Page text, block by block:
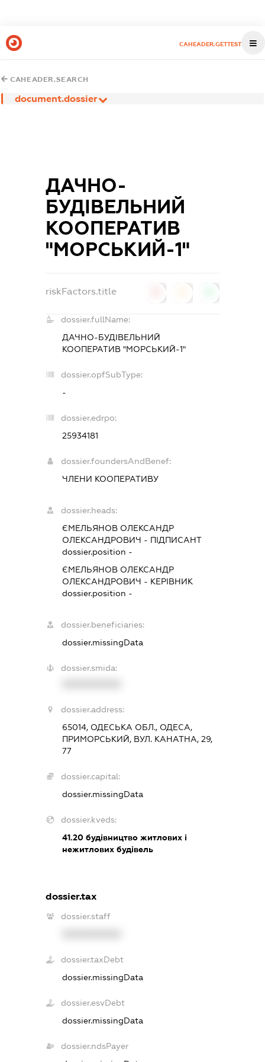
CAHEADER.GETTEST
CAHEADER.SEARCH
document.dossier
ДАЧНО-
БУДІВЕЛЬНИЙ
КООПЕРАТИВ
"МОРСЬКИЙ-1"
riskFactors.title
dossier.fullName:
ДАЧНО-БУДІВЕЛЬНИЙ
КООПЕРАТИВ "МОРСЬКИЙ-1"
dossier.opfSubType:
-
dossier.edrpo:
25934181
dossier.foundersAndBenef:
ЧЛЕНИ КООПЕРАТИВУ
dossier.heads:
ЄМЕЛЬЯНОВ ОЛЕКСАНДР
ОЛЕКСАНДРОВИЧ - ПІДПИСАНТ
dossier.position -
ЄМЕЛЬЯНОВ ОЛЕКСАНДР
ОЛЕКСАНДРОВИЧ - КЕРІВНИК
dossier.position -
dossier.beneficiaries:
dossier.missingData
dossier.smida:
dossier.address:
65014, ОДЕСЬКА ОБЛ., ОДЕСА,
ПРИМОРСЬКИЙ, ВУЛ. КАНАТНА, 29,
77
dossier.capital:
dossier.missingData
dossier.kveds:
41.20 будівництво житлових і
нежитлових будівель
dossier.tax
dossier.staff
dossier.taxDebt
dossier.missingData
dossier.esvDebt
dossier.missingData
dossier.ndsPayer